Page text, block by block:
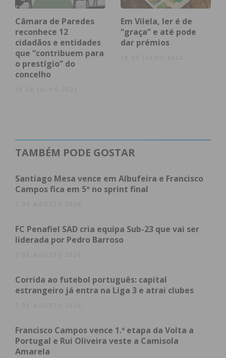
Câmara de Paredes
reconhece 12
cidadãos e entidades
que “contribuem para
o prestígio” do
concelho
Em Vilela, ler é de
“graça” e até pode
dar prémios
TAMBÉM PODE GOSTAR
Santiago Mesa vence em Albufeira e Francisco
Campos fica em 5º no sprint final
7 DE AGOSTO 2026
FC Penafiel SAD cria equipa Sub-23 que vai ser
liderada por Pedro Barroso
7 DE AGOSTO 2026
Corrida ao futebol português: capital
estrangeiro já entra na Liga 3 e atrai clubes
7 DE AGOSTO 2026
Francisco Campos vence 1.ª etapa da Volta a
Portugal e Rui Oliveira veste a Camisola
Amarela